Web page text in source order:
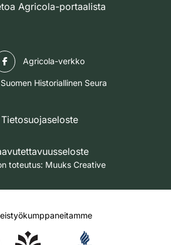
Agricola-portaalista
Agricola-verkko
Suomen Historiallinen Seura
Tietosuojaseloste
toteutus: Muuks Creative